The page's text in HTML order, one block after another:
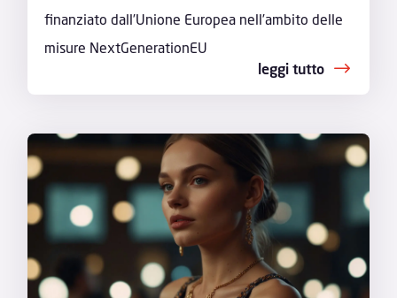
finanziato dall’Unione Europea nell’ambito delle
misure NextGenerationEU
leggi tutto